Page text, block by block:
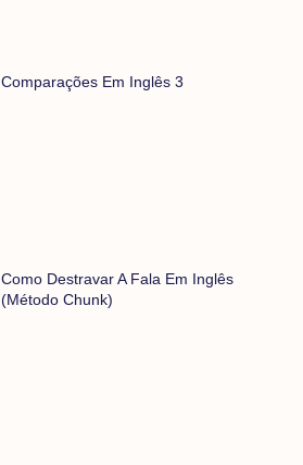
Comparações Em Inglês 3
Como Destravar A Fala Em Inglês
(método Chunk)